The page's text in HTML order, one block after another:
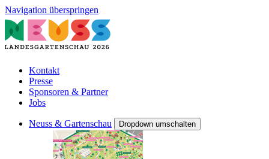
Navigation überspringen
Kontakt
Presse
Sponsoren & Partner
Jobs
Neuss & Gartenschau Dropdown umschalten